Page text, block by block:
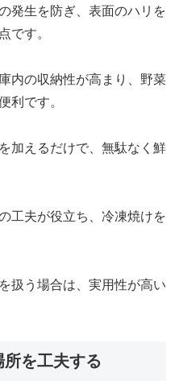
発生を防ぎ、表面のハリを
です。
内の収納性が高まり、野菜
利です。
加えるだけで、無駄なく鮮
工夫が役立ち、冷凍焼けを
扱う場合は、実用性が高い
を工夫する